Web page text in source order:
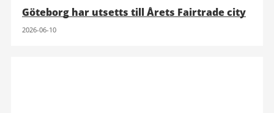
Göteborg har utsetts till Årets Fairtrade city
2026-06-10